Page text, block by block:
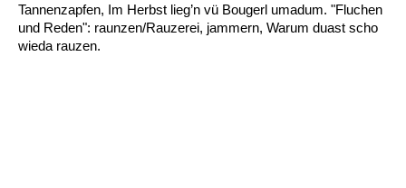
Tannenzapfen, Im Herbst lieg’n vü Bougerl umadum. "Fluchen
und Reden": raunzen/Rauzerei, jammern, Warum duast scho
wieda rauzen.